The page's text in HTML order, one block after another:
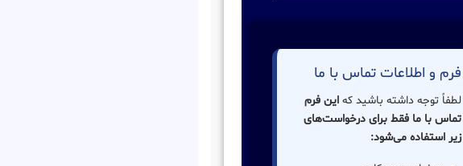
فرم و اطلاعات تماس با ما
لطفاً توجه داشته باشید که این فرم
تماس با ما فقط برای درخواست‌های
زیر استفاده می‌شود: